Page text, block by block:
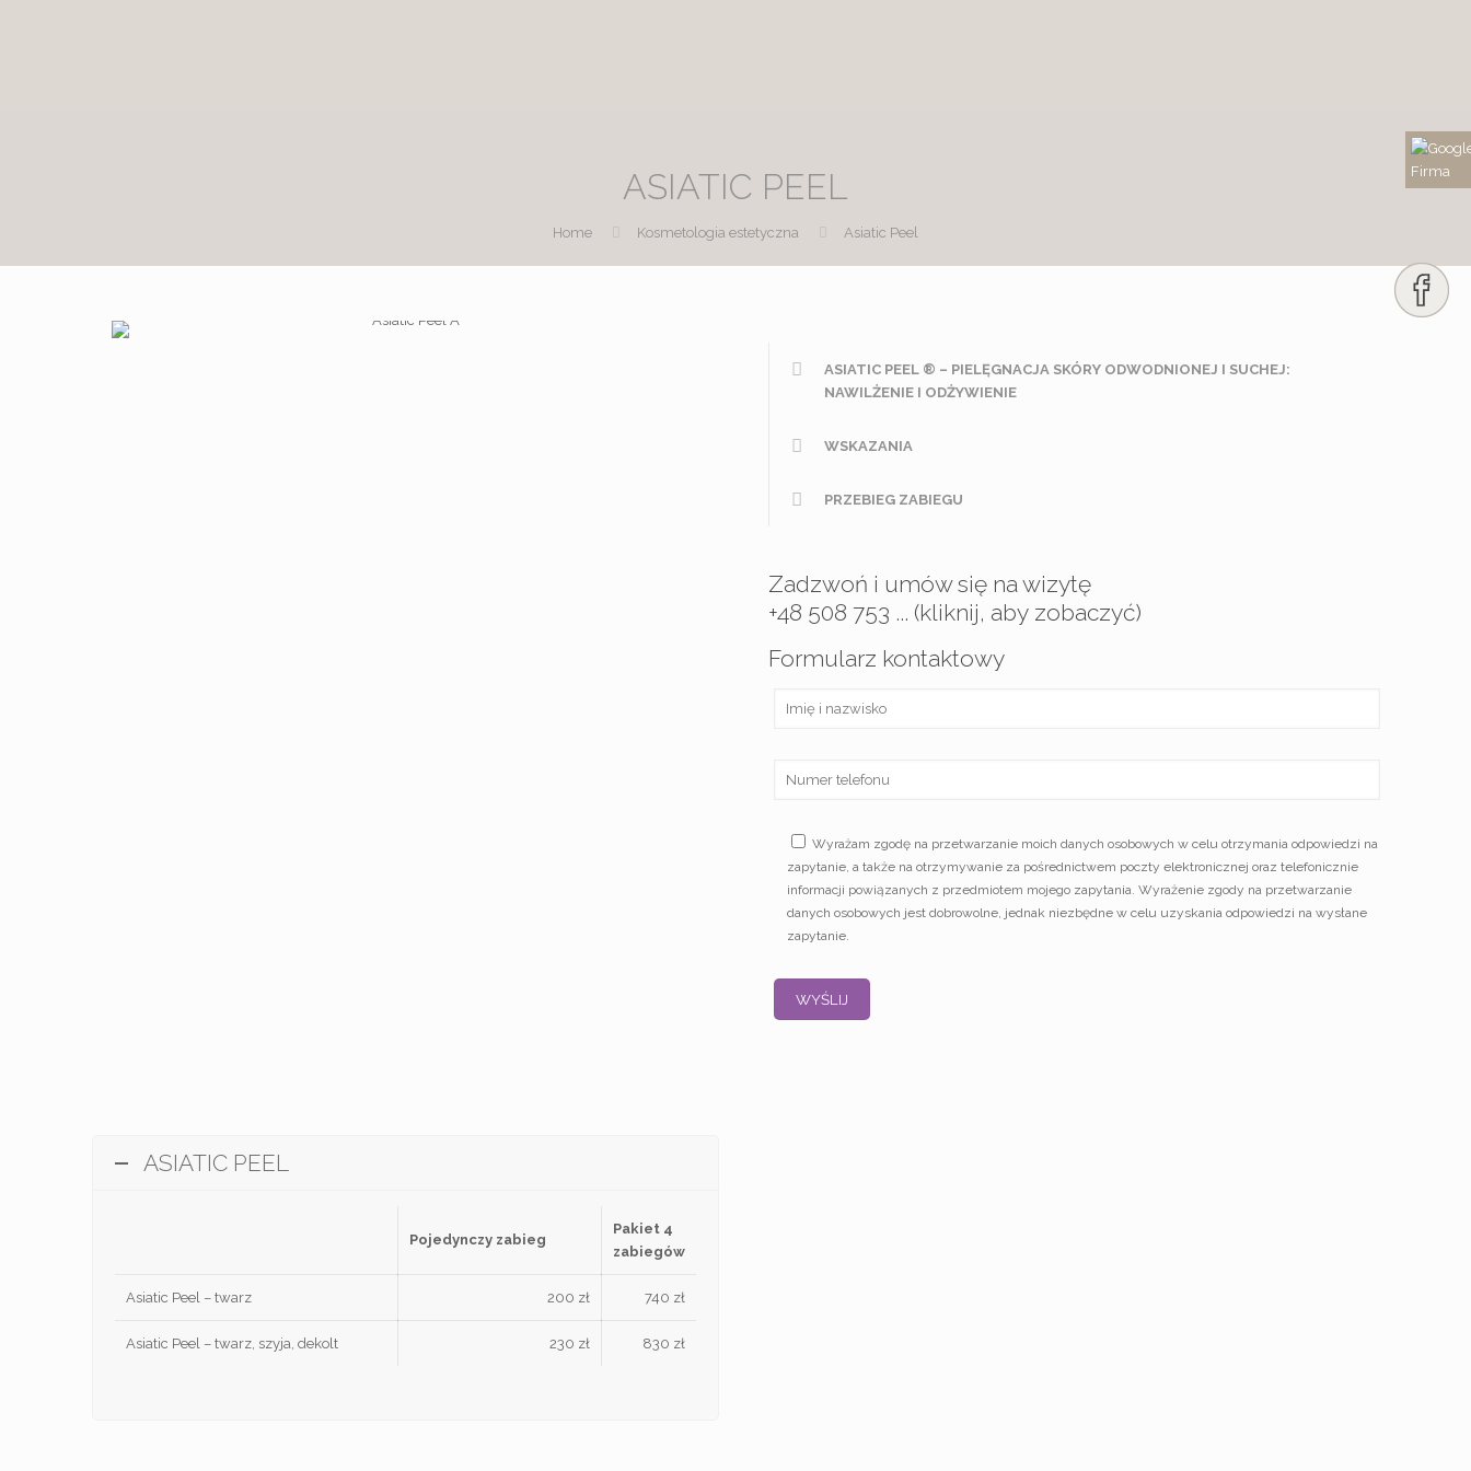
ASIATIC PEEL
Home Kosmetologia estetyczna Asiatic Peel
ASIATIC PEEL ® – PIELĘGNACJA SKÓRY ODWODNIONEJ I SUCHEJ:
NAWILŻENIE I ODŻYWIENIE
WSKAZANIA
PRZEBIEG ZABIEGU
Zadzwoń i umów się na wizytę
+48 508 753 ... (kliknij, aby zobaczyć)
Formularz kontaktowy
Wyrażam zgodę na przetwarzanie moich danych osobowych w celu otrzymania odpowiedzi na
zapytanie, a także na otrzymywanie za pośrednictwem poczty elektronicznej oraz telefonicznie
informacji powiązanych z przedmiotem mojego zapytania. Wyrażenie zgody na przetwarzanie
danych osobowych jest dobrowolne, jednak niezbędne w celu uzyskania odpowiedzi na wysłane
zapytanie.
ASIATIC PEEL
Pojedynczy zabieg
Pakiet 4
zabiegów
Asiatic Peel – twarz 200 zł 740 zł
Asiatic Peel – twarz, szyja, dekolt 230 zł 830 zł